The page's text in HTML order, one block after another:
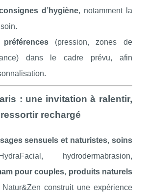
d’hygiène, notamment la
(pression, zones de
dans le cadre prévu, afin
: une invitation à ralentir,
rechargé
sensuels et naturistes, soins
hydrodermabrasion,
pour couples, produits naturels
Natur&Zen construit une expérience